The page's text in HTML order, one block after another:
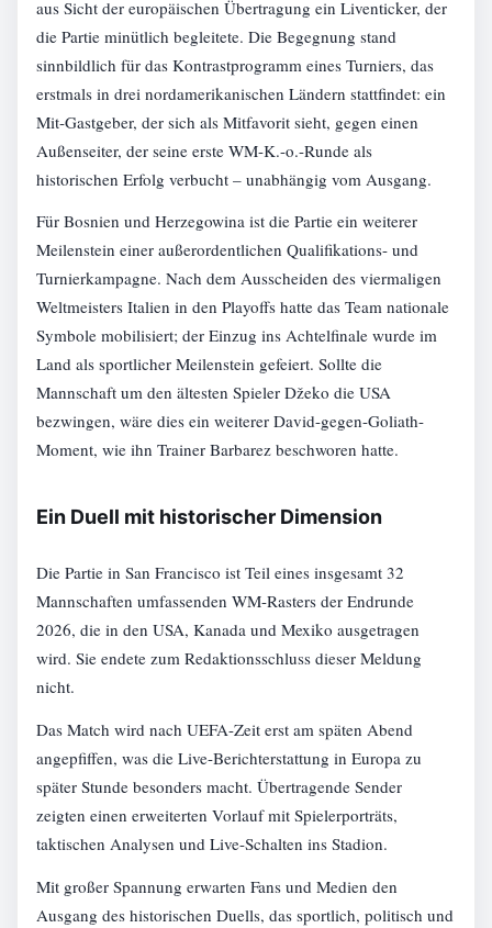
aus Sicht der europäischen Übertragung ein Liventicker, der
die Partie minütlich begleitete. Die Begegnung stand
sinnbildlich für das Kontrastprogramm eines Turniers, das
erstmals in drei nordamerikanischen Ländern stattfindet: ein
Mit-Gastgeber, der sich als Mitfavorit sieht, gegen einen
Außenseiter, der seine erste WM-K.-o.-Runde als
historischen Erfolg verbucht – unabhängig vom Ausgang.
Für Bosnien und Herzegowina ist die Partie ein weiterer
Meilenstein einer außerordentlichen Qualifikations- und
Turnierkampagne. Nach dem Ausscheiden des viermaligen
Weltmeisters Italien in den Playoffs hatte das Team nationale
Symbole mobilisiert; der Einzug ins Achtelfinale wurde im
Land als sportlicher Meilenstein gefeiert. Sollte die
Mannschaft um den ältesten Spieler Džeko die USA
bezwingen, wäre dies ein weiterer David-gegen-Goliath-
Moment, wie ihn Trainer Barbarez beschworen hatte.
Ein Duell mit historischer Dimension
Die Partie in San Francisco ist Teil eines insgesamt 32
Mannschaften umfassenden WM-Rasters der Endrunde
2026, die in den USA, Kanada und Mexiko ausgetragen
wird. Sie endete zum Redaktionsschluss dieser Meldung
nicht.
Das Match wird nach UEFA-Zeit erst am späten Abend
angepfiffen, was die Live-Berichterstattung in Europa zu
später Stunde besonders macht. Übertragende Sender
zeigten einen erweiterten Vorlauf mit Spielerporträts,
taktischen Analysen und Live-Schalten ins Stadion.
Mit großer Spannung erwarten Fans und Medien den
Ausgang des historischen Duells, das sportlich, politisch und